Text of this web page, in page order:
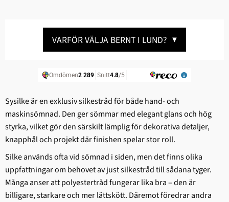
VARFÖR VÄLJA BERNT I LUND? ▼
Sysilke är en exklusiv silkestråd för både hand- och
maskinsömnad. Den ger sömmar med elegant glans och hög
styrka, vilket gör den särskilt lämplig för dekorativa detaljer,
knapphål och projekt där finishen spelar stor roll.
Silke används ofta vid sömnad i siden, men det finns olika
uppfattningar om behovet av just silkestråd till sådana tyger.
Många anser att polyestertråd fungerar lika bra – den är
billigare, starkare och mer lättskött. Däremot föredrar andra